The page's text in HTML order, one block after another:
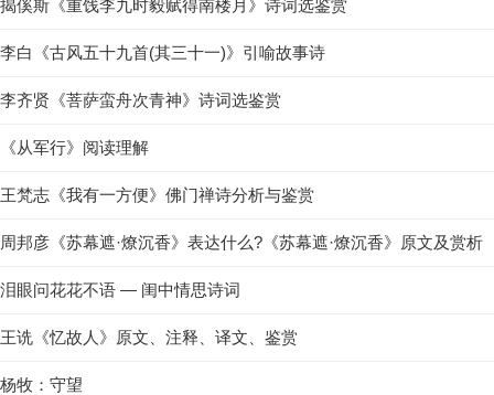
揭傒斯《重饯李九时毅赋得南楼月》诗词选鉴赏
李白《古风五十九首(其三十一)》引喻故事诗
李齐贤《菩萨蛮舟次青神》诗词选鉴赏
《从军行》阅读理解
王梵志《我有一方便》佛门禅诗分析与鉴赏
周邦彦《苏幕遮·燎沉香》表达什么?《苏幕遮·燎沉香》原文及赏析
泪眼问花花不语 — 闺中情思诗词
王诜《忆故人》原文、注释、译文、鉴赏
杨牧：守望